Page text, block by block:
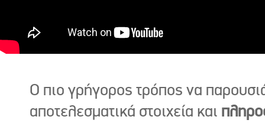
Ο πιο γρήγορος τρόπος να
αποτελεσματικά στοιχεία και